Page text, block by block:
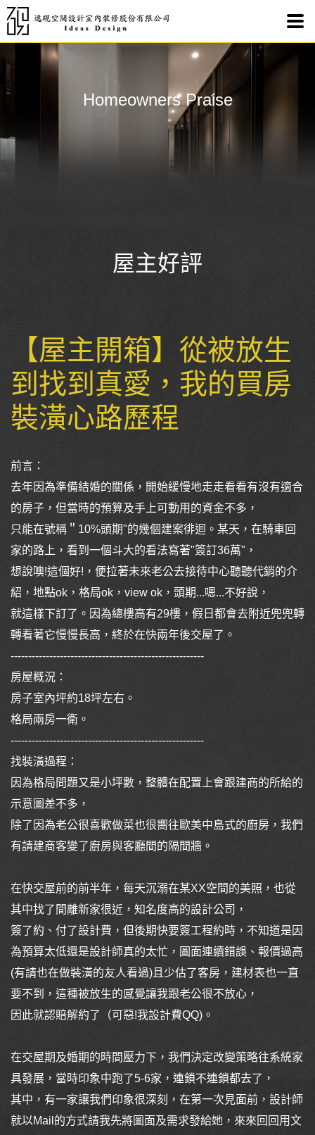
Homeowners Praise
屋主好評
【屋主開箱】從被放生
到找到真愛，我的買房
裝潢心路歷程
前言：
去年因為準備結婚的關係，開始緩慢地走走看看有沒有適合
的房子，但當時的預算及手上可動用的資金不多，
只能在號稱＂10%頭期"的幾個建案徘迴。某天，在騎車回
家的路上，看到一個斗大的看法寫著"簽訂36萬"，
想說噢!這個好!，便拉著未來老公去接待中心聽聽代銷的介
紹，地點ok，格局ok，view ok，頭期...嗯...不好說，
就這樣下訂了。因為總樓高有29樓，假日都會去附近兜兜轉
轉看著它慢慢長高，終於在快兩年後交屋了。
-------------------------------------------------------
房屋概況：
房子室內坪約18坪左右。
格局兩房一衛。
-------------------------------------------------------
找裝潢過程：
因為格局問題又是小坪數，整體在配置上會跟建商的所給的
示意圖差不多，
除了因為老公很喜歡做菜也很嚮往歐美中島式的廚房，我們
有請建商客變了廚房與客廳間的隔間牆。
在快交屋前的前半年，每天沉溺在某XX空間的美照，也從
其中找了間離新家很近，知名度高的設計公司，
簽了約、付了設計費，但後期快要簽工程約時，不知道是因
為預算太低還是設計師真的太忙，圖面連續錯誤、報價過高
(有請也在做裝潢的友人看過)且少估了客房，建材表也一直
要不到，這種被放生的感覺讓我跟老公很不放心，
因此就認賠解約了（可惡!我設計費QQ)。
在交屋期及婚期的時間壓力下，我們決定改變策略往系統家
具發展，當時印象中跑了5-6家，連鎖不連鎖都去了，
其中，有一家讓我們印象很深刻，在第一次見面前，設計師
就以Mail的方式請我先將圖面及需求發給她，來來回回用文
【